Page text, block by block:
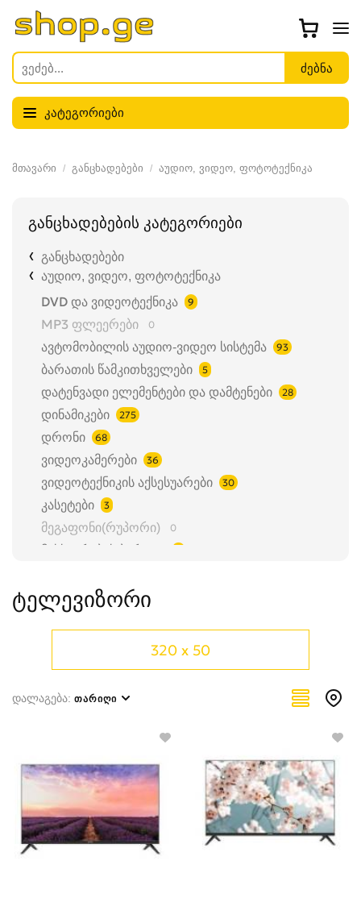
კატეგორიები
მთავარი განცხადებები აუდიო, ვიდეო, ფოტოტექნიკა
განცხადებების კატეგორიები
განცხადებები
აუდიო, ვიდეო, ფოტოტექნიკა
DVD და ვიდეოტექნიკა
9
MP3 ფლეერები 0
ავტომობილის აუდიო-ვიდეო სისტემა 93
ბარათის წამკითხველები 5
დატენვადი ელემენტები და დამტენები 28
დინამიკები 275
დრონი 68
ვიდეოკამერები 36
ვიდეოტექნიკის აქსესუარები 30
კასეტები 3
მეგაფონი(რუპორი) 0
მეხსიერების ბარათი
ობიექტივი 4
სხვა
ფოტოკამერა
ფოტოკამერის აქსესუარი
ტელევიზორი
320 x 50
დალაგება: ᲗᲐᲠᲘᲦᲘ